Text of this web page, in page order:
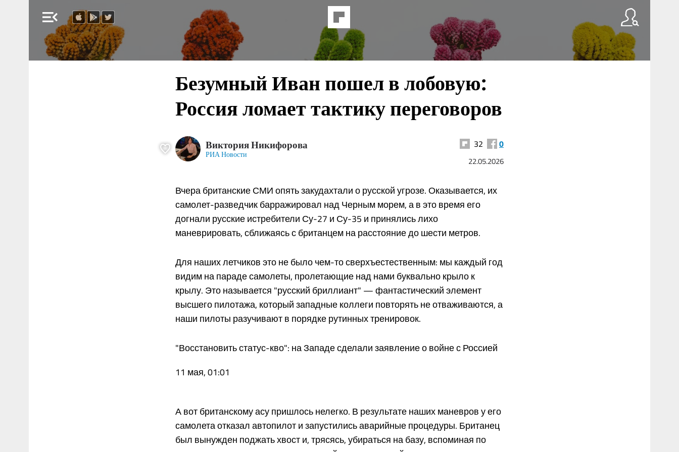
menu_open
Безумный Иван пошел в лобовую:
Россия ломает тактику переговоров
Виктория Никифорова
РИА Новости
32 0
22.05.2026
Вчера британские СМИ опять закудахтали о русской угрозе. Оказывается, их
самолет-разведчик барражировал над Черным морем, а в это время его
догнали русские истребители Су-27 и Су-35 и принялись лихо
маневрировать, сближаясь с британцем на расстояние до шести метров.
Для наших летчиков это не было чем-то сверхъестественным: мы каждый год
видим на параде самолеты, пролетающие над нами буквально крыло к
крылу. Это называется "русский бриллиант" — фантастический элемент
высшего пилотажа, который западные коллеги повторять не отваживаются, а
наши пилоты разучивают в порядке рутинных тренировок.
"Восстановить статус-кво": на Западе сделали заявление о войне с Россией
11 мая, 01:01
А вот британскому асу пришлось нелегко. В результате наших маневров у его
самолета отказал автопилот и запустились аварийные процедуры. Британец
был вынужден поджать хвост и, трясясь, убираться на базу, вспоминая по